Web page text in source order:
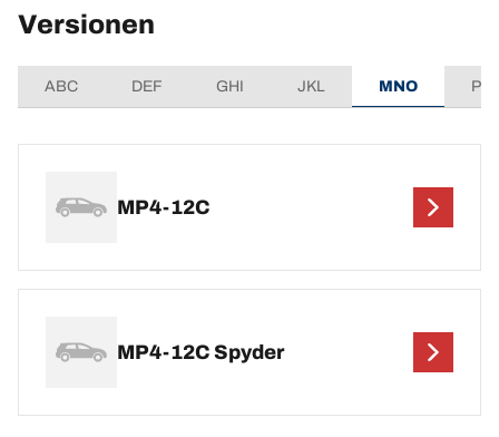
Versionen
ABC DEF GHI JKL MNO
MP4-12C
MP4-12C Spyder